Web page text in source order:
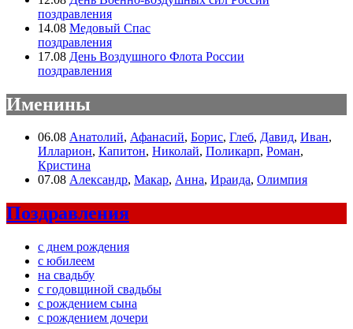
поздравления
14.08 Медовый Спас
поздравления
17.08 День Воздушного Флота России
поздравления
Именины
06.08 Анатолий, Афанасий, Борис, Глеб, Давид, Иван,
Илларион, Капитон, Николай, Поликарп, Роман,
Кристина
07.08 Александр, Макар, Анна, Ираида, Олимпия
Поздравления
с днем рождения
с юбилеем
на свадьбу
с годовщиной свадьбы
с рождением сына
с рождением дочери